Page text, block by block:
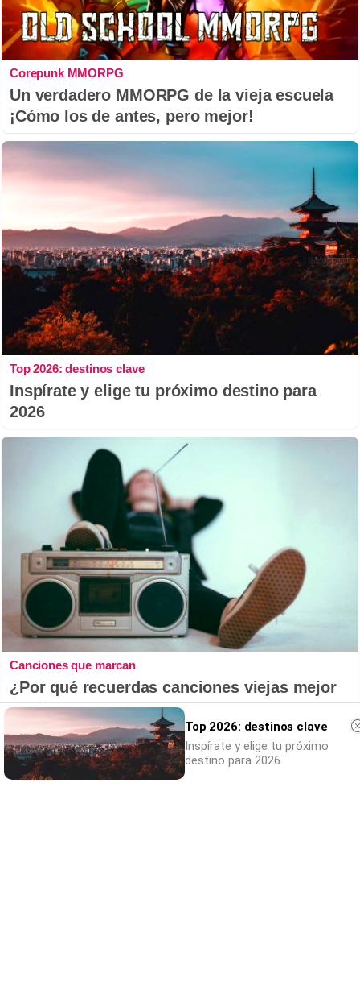
Corepunk MMORPG
Un verdadero MMORPG de la vieja escuela
¡Cómo los de antes, pero mejor!
Top 2026: destinos clave
Inspírate y elige tu próximo destino para
2026
Canciones que marcan
¿Por qué recuerdas canciones viejas mejor
que las nuevas?
Top 2026: destinos clave
Inspírate y elige tu próximo
destino para 2026